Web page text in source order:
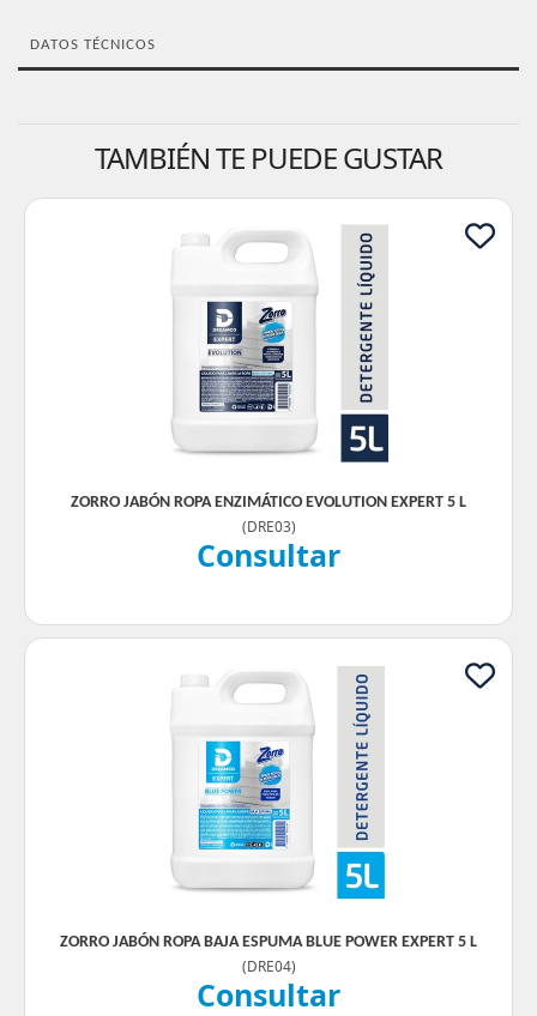
DATOS TÉCNICOS
TAMBIÉN TE PUEDE GUSTAR
ZORRO JABÓN ROPA ENZIMÁTICO EVOLUTION EXPERT 5 L
(DRE03)
Consultar
ZORRO JABÓN ROPA BAJA ESPUMA BLUE POWER EXPERT 5 L
(DRE04)
Consultar